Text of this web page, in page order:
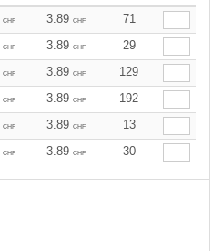
CHF 3.89 CHF
71
CHF 3.89 CHF
29
CHF 3.89 CHF
129
CHF 3.89 CHF
192
CHF 3.89 CHF
13
CHF 3.89 CHF 30